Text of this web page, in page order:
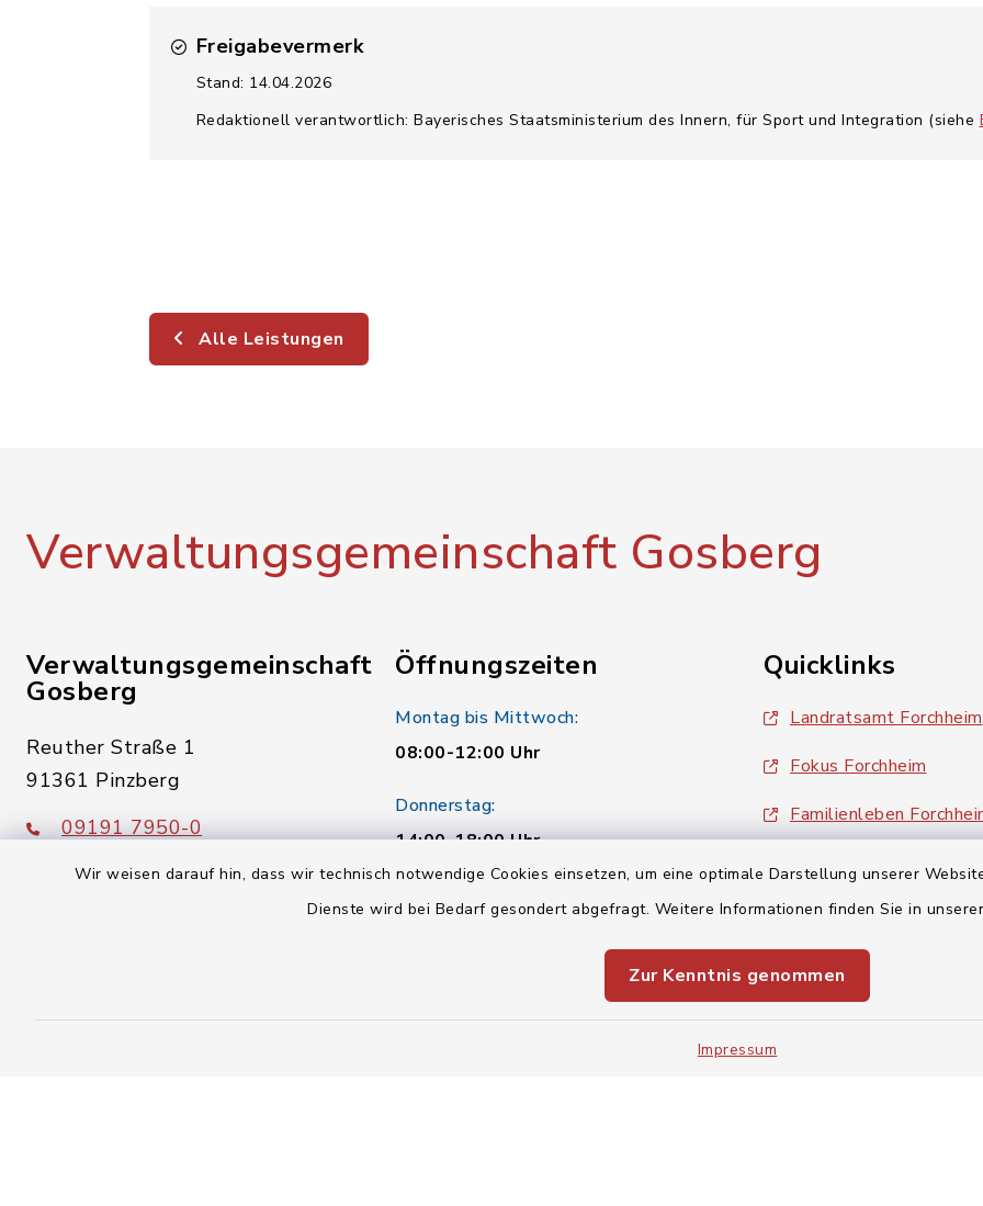
Wir weisen darauf hin, dass wir technisch notwendige Cookies einsetzen, um eine optimale Darstellung unserer
Dienste wird bei Bedarf gesondert abgefragt. Weitere Informationen finden Sie in
Zur Kenntnis genommen
Impressum
Freigabevermerk
Stand: 14.04.2026
Redaktionell verantwortlich: Bayerisches Staatsministerium des Innern, für Sport und Integration (siehe
Alle Leistungen
Verwaltungsgemeinschaft Gosberg
Verwaltungsgemeinschaft
Gosberg
Reuther Straße 1
91361 Pinzberg
09191 7950-0
09191 7950-40
poststelle@vg-gosberg.de
Öffnungszeiten
Montag bis Mittwoch:
08:00-12:00 Uhr
Donnerstag:
14:00-18:00 Uhr
Quicklinks
Landratsamt Forchheim
Fokus Forchheim
Familienleben
Sozialatlas
BayernPortal